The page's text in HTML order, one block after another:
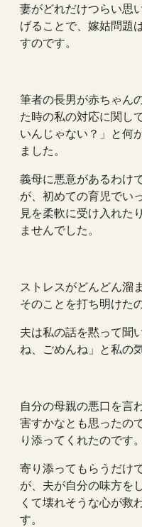
妻がどれだけつらい思
げることで、嫁姑問題
すのです。
筆者の長男が赤ちゃん
た時の私の対応に関し
いんじゃない？」と何
ました。
義母に悪意があるわけ
が、初めての育児でい
見を柔軟に受け入れた
ませんでした。
ストレスがどんどん溜
そのことを打ち明けた
夫は私の話を黙って聞
ね、ごめんね」と私の
自分の母親の悪口を言
害すかなとも思ったの
り添ってくれたのです。
寄り添ってもらうだけ
が、夫が自分の味方を
くて壊れそうな心が救
す。